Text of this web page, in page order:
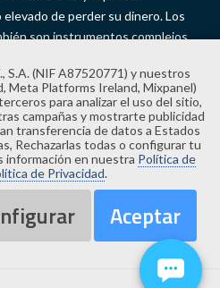
S.A. (NIF A87520771) y nuestros
Meta Platforms Ireland, Mixpanel)
para analizar el uso del sitio,
campañas y mostrarte publicidad
transferencia de datos a Estados
Rechazarlas todas o configurar tu
información en nuestra Política de
de Privacidad.
Aceptar
de perder su dinero. Los
son instrumentos complejos
Futuros y las Opciones no
saldo negativo y las pérdidas
en su cuenta. Copyright